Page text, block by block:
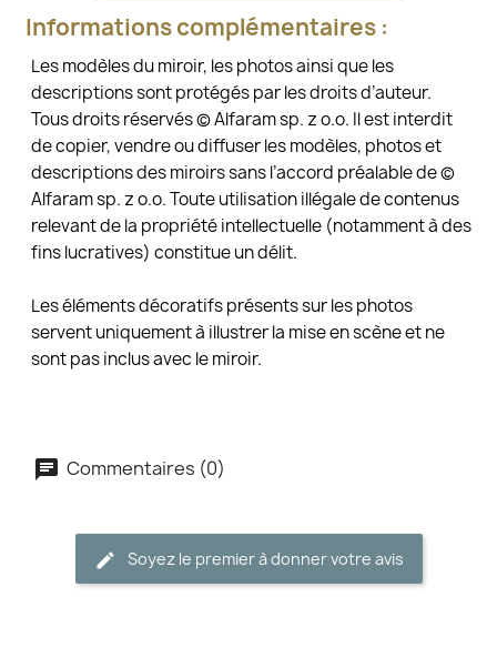
Informations complémentaires :
Les modèles du miroir, les photos ainsi que les
descriptions sont protégés par les droits d’auteur.
Tous droits réservés © Alfaram sp. z o.o. Il est interdit
de copier, vendre ou diffuser les modèles, photos et
descriptions des miroirs sans l’accord préalable de ©
Alfaram sp. z o.o. Toute utilisation illégale de contenus
relevant de la propriété intellectuelle (notamment à des
fins lucratives) constitue un délit.
Les éléments décoratifs présents sur les photos
servent uniquement à illustrer la mise en scène et ne
sont pas inclus avec le miroir.
Commentaires (0)
Soyez le premier à donner votre avis